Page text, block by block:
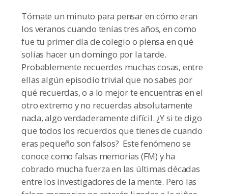
Tómate un minuto para pensar en cómo eran
los veranos cuando tenías tres años, en como
fue tu primer día de colegio o piensa en qué
solías hacer un domingo por la tarde.
Probablemente recuerdes muchas cosas, entre
ellas algún episodio trivial que no sabes por
qué recuerdas, o a lo mejor te encuentras en el
otro extremo y no recuerdas absolutamente
nada, algo verdaderamente difícil. ¿Y si te digo
que todos los recuerdos que tienes de cuando
eras pequeño son falsos? Este fenómeno se
conoce como falsas memorias (FM) y ha
cobrado mucha fuerza en las últimas décadas
entre los investigadores de la mente. Pero las